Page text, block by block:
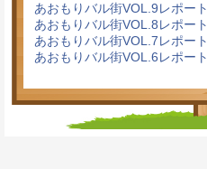
あおもりバル街VOL.9レポート
あおもりバル街VOL.8レポート
あおもりバル街VOL.7レポート
あおもりバル街VOL.6レポート